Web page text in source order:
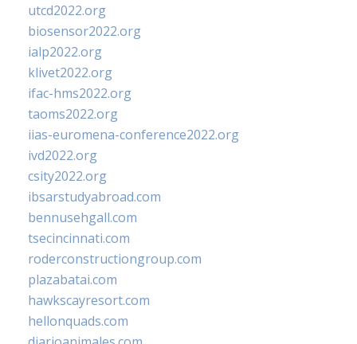
utcd2022.org
biosensor2022.org
ialp2022.org
klivet2022.org
ifac-hms2022.org
taoms2022.org
iias-euromena-conference2022.org
ivd2022.org
csity2022.org
ibsarstudyabroad.com
bennusehgall.com
tsecincinnati.com
roderconstructiongroup.com
plazabatai.com
hawkscayresort.com
hellonquads.com